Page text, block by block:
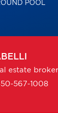
POOL
estate
567-1008